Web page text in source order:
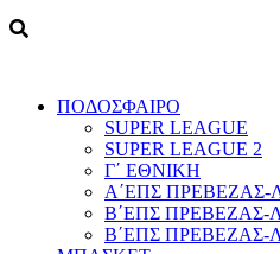
ΠΟΔΟΣΦΑΙΡΟ
SUPER LEAGUE
SUPER LEAGUE 2
Γ΄ ΕΘΝΙΚΗ
Α΄ΕΠΣ
Β΄ΕΠΣ
Β΄ΕΠΣ